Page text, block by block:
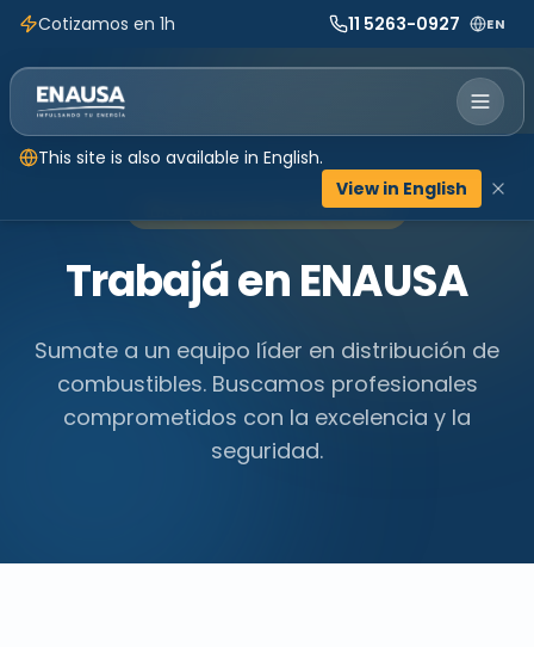
This site is also available in English.
View in English
Cotizamos en 1h 11 5263-0927 EN
Oportunidades laborales
Trabajá en ENAUSA
Sumate a un equipo líder en distribución de
combustibles. Buscamos profesionales
comprometidos con la excelencia y la
seguridad.